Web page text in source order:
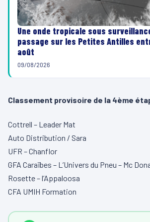
Une onde tropicale sous
passage sur les Petites Antilles
août
09/08/2026
Classement provisoire de la 4ème
Cottrell – Leader Mat
Auto Distribution / Sara
UFR – Chanflor
GFA Caraïbes – L’Univers du Pneu – Mc
Rosette – l’Appaloosa
CFA UMIH Formation